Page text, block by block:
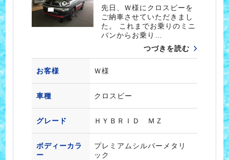
先日、Ｗ様にクロスビーを
ご納車させていただきまし
た。 これまでお乗りのミニ
バンからお乗り…
つづきを読む
お客様 Ｗ様
車種 クロスビー
グレード ＨＹＢＲＩＤ ＭＺ
ボディーカラ
ー
プレミアムシルバーメタリ
ック